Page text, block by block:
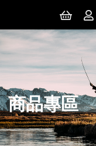
商品專區